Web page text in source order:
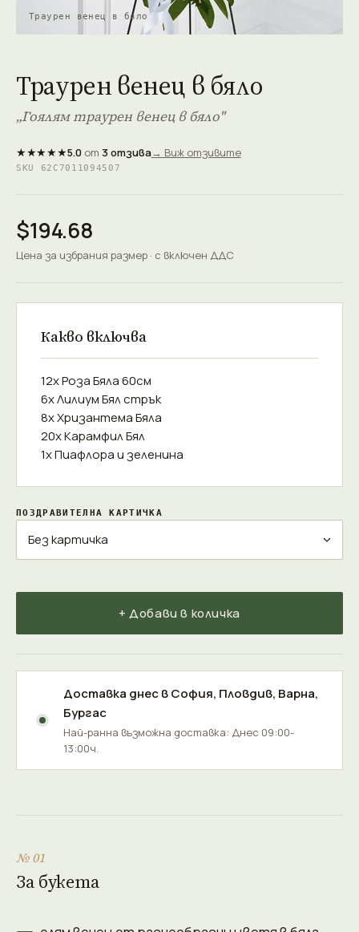
Траурен венец в бяло
Траурен венец в бяло
„Гоялям траурен венец в бяло"
★★★★★5.0от 3 отзива→ Виж отзивите
SKU 62C7011094507
$194.68
Цена за избрания размер · с включен ДДС
Какво включва
12x Роза Бяла 60см
6x Лилиум Бял стрък
8x Хризантема Бяла
20x Карамфил Бял
1x Пиафлора и зеленина
ПОЗДРАВИТЕЛНА КАРТИЧКА
+ Добави в количка
Доставка днес вСофия, Пловдив, Варна,
Бургас
Най-ранна възможна доставка: Днес 09:00-
13:00ч.
№ 01
За букета